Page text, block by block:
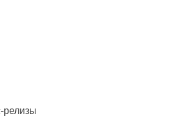
релизы